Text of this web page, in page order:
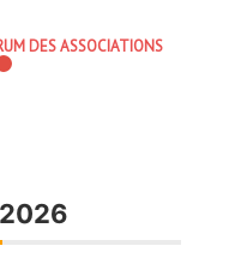
DES ASSOCIATIONS
2026